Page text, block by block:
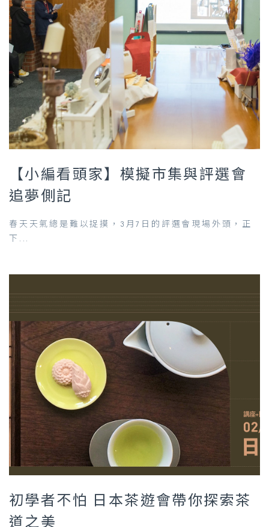
【小編看頭家】模擬市集與評選會
追夢側記
春天天氣總是難以捉摸，3月7日的評選會現場外頭，正
下...
初學者不怕 日本茶遊會帶你探索茶
道之美